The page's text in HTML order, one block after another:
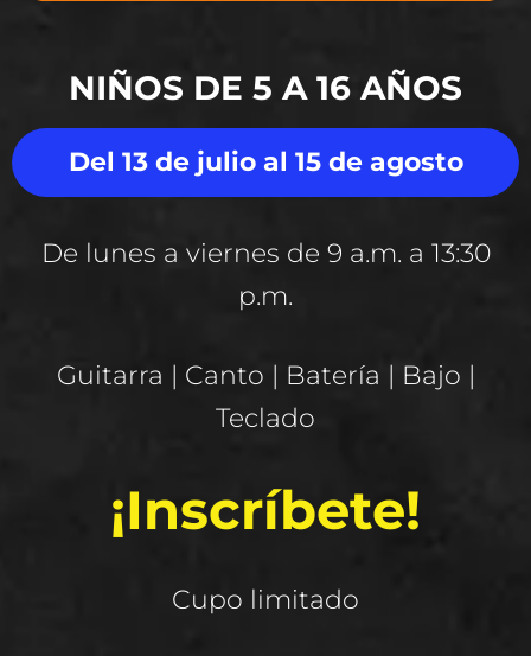
NIÑOS DE 5 A 16 AÑOS
Del 13 de julio al 15 de agosto
De lunes a viernes de 9 a.m. a 13:30
p.m.
Guitarra | Canto | Batería | Bajo |
Teclado
¡Inscríbete!
Cupo limitado